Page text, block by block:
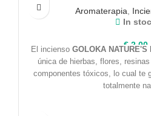
Aromaterapia
In
€2,00
El incienso GOLOKA NATURE'S
única de hierbas, flores,
componentes tóxicos, lo cual te
totalmente